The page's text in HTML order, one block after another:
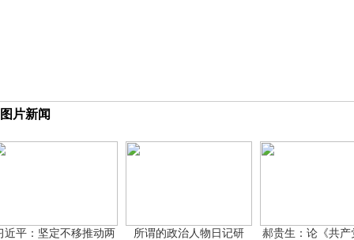
图片新闻
：坚定不移推动两 所谓的政治人物日记研 郝贵生：论《共产党